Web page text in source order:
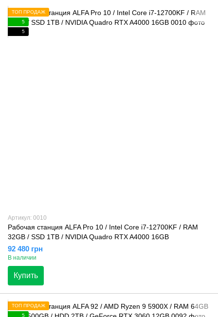
ТОП ПРОДАЖ
5
5
Артикул: 0010
Рабочая станция ALFA Pro 10 / Intel Core i7-12700KF / RAM
32GB / SSD 1TB / NVIDIA Quadro RTX A4000 16GB
92 480 грн
В наличии
Купить
ТОП ПРОДАЖ
5